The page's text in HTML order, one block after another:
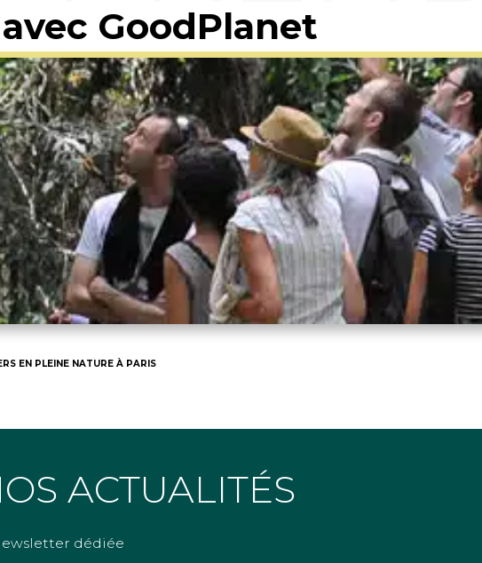
avec GoodPlanet
EN PLEINE NATURE À PARIS
ACTUALITÉS
dédiée